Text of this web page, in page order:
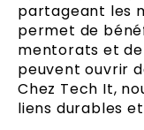
partageant les
permet de
mentorats et
peuvent ouvrir
Chez Tech It,
liens durables